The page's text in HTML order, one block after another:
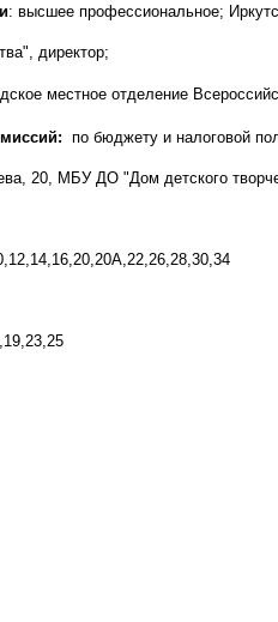
: высшее профессиональное;
директор;
местное отделение
по бюджету и налоговой
20, МБУ ДО "Дом детского